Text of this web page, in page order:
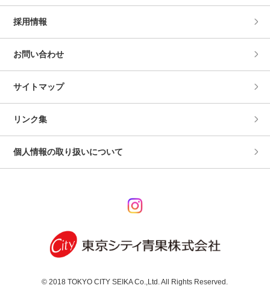
採用情報
お問い合わせ
サイトマップ
リンク集
個人情報の取り扱いについて
© 2018 TOKYO CITY SEIKA Co.,Ltd. All Rights Reserved.